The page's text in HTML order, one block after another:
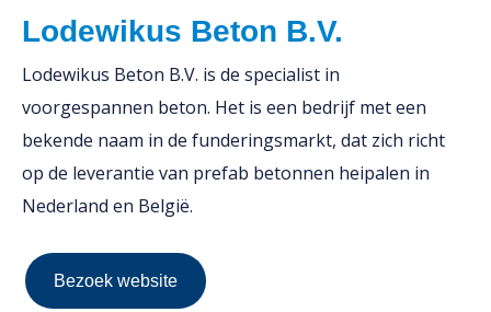
Lodewikus Beton B.V.
Lodewikus Beton B.V. is de specialist in
voorgespannen beton. Het is een bedrijf met een
bekende naam in de funderingsmarkt, dat zich richt
op de leverantie van prefab betonnen heipalen in
Nederland en België.
Bezoek website